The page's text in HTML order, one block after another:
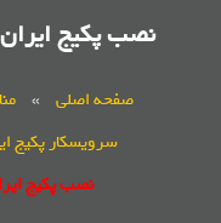
نصب پکیج
صفحه اصلی »
سرویسکار پکیج
نصب پکیج